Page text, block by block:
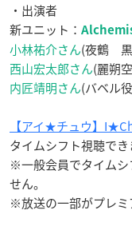
・出演者
新ユニット：
小林祐介さん(夜鶴
西山宏太郎さん(麗朔
内匠靖明さん(バベル
【アイ★チュウ】
タイムシフト視聴でき
※一般会員でタイムシ
せん。
※放送の一部がプレミ